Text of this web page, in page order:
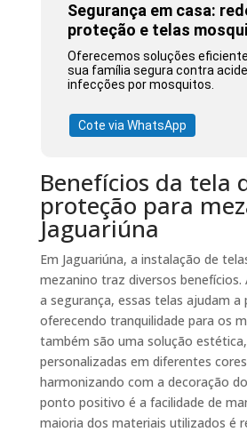
Segurança em casa:
proteção e telas
Oferecemos soluções
sua família segura contra
infecções por mosquitos.
Cote via WhatsApp
Benefícios da tela
proteção para
Jaguariúna
Em Jaguariúna, a instalação de
mezanino traz diversos benefícios.
a segurança, essas telas ajudam a
oferecendo tranquilidade para os
também são uma solução
personalizadas em diferentes
harmonizando com a decoração
ponto positivo é a facilidade de
maioria dos materiais utilizados é